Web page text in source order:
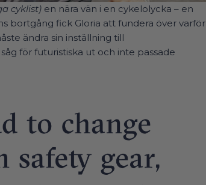
cyklist) en nära vän i en cykelolycka – en
bortgång fick Gloria att fundera över varför
ändra sin inställning till
för futuristiska ut och inte passade